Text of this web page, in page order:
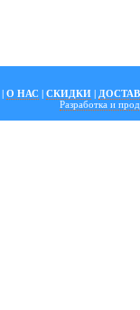
| О НАС | СКИДКИ |
Разработка и